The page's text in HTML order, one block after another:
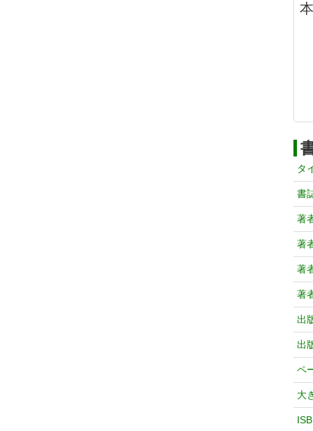
タ
書
著
著
著
著
出
出
ペ
大